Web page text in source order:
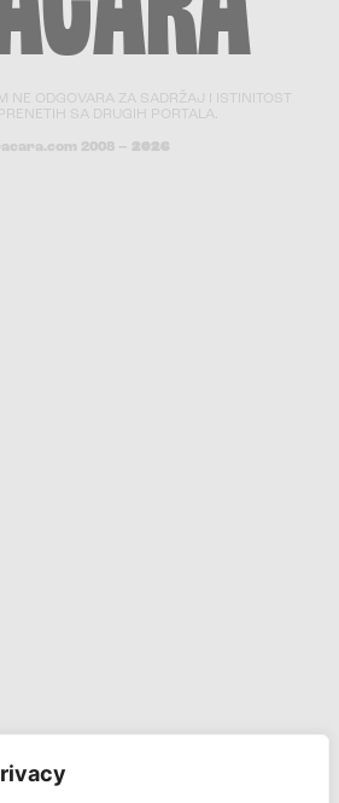
NE ODGOVARA ZA SADRŽAJ I ISTINITOST
SA DRUGIH PORTALA.
2008 – 2026